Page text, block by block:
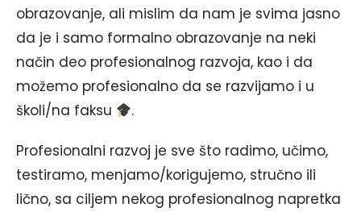
obrazovanje, ali mislim da nam je svima jasno
da je i samo formalno obrazovanje na neki
način deo profesionalnog razvoja, kao i da
možemo profesionalno da se razvijamo i u
školi/na faksu
.
Profesionalni razvoj je sve što radimo, učimo,
testiramo, menjamo/korigujemo, stručno ili
lično, sa ciljem nekog profesionalnog napretka